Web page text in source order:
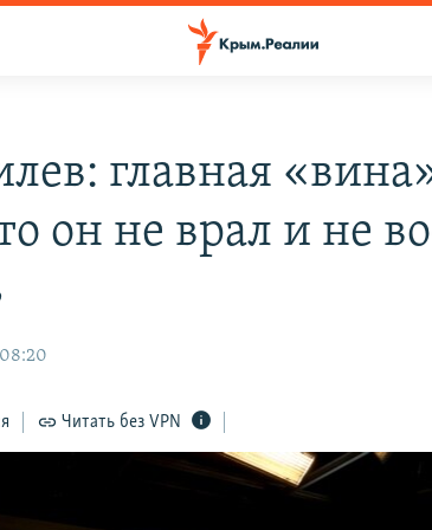
главная
он не врал и не
Читать без VPN